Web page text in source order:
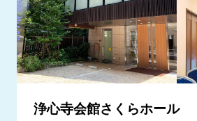
浄心寺会館さくらホール